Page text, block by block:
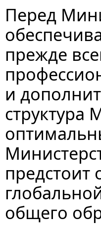
Перед
прежде
и
структура
предстоит
общего